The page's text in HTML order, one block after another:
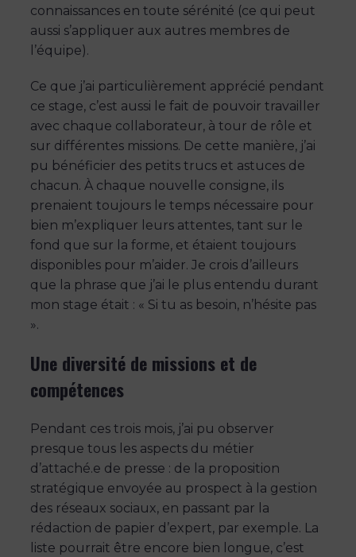
connaissances en toute sérénité (ce qui peut
aussi s’appliquer aux autres membres de
l’équipe).
Ce que j’ai particulièrement apprécié pendant
ce stage, c’est aussi le fait de pouvoir travailler
avec chaque collaborateur, à tour de rôle et
sur différentes missions. De cette manière, j’ai
pu bénéficier des petits trucs et astuces de
chacun. À chaque nouvelle consigne, ils
prenaient toujours le temps nécessaire pour
bien m’expliquer leurs attentes, tant sur le
fond que sur la forme, et étaient toujours
disponibles pour m’aider. Je crois d’ailleurs
que la phrase que j’ai le plus entendu durant
mon stage était : « Si tu as besoin, n’hésite pas
».
Une diversité de missions et de
compétences
Pendant ces trois mois, j’ai pu observer
presque tous les aspects du métier
d’attaché.e de presse : de la proposition
stratégique envoyée au prospect à la gestion
des réseaux sociaux, en passant par la
rédaction de papier d’expert, par exemple. La
liste pourrait être encore bien longue, c’est